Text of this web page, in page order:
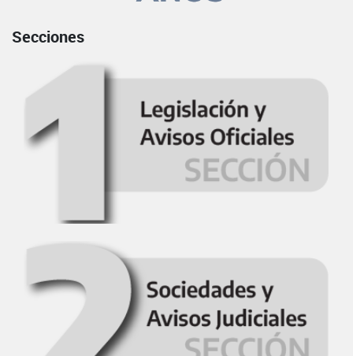
Secciones